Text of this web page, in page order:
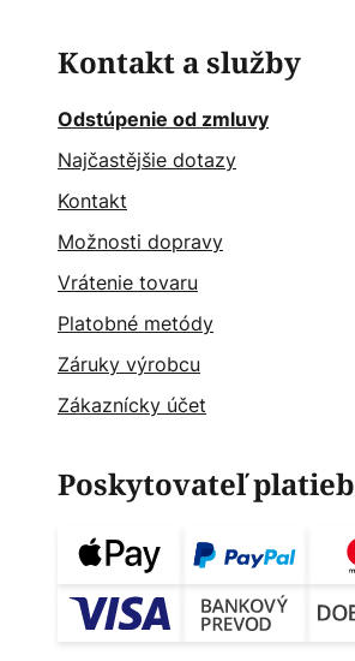
Kontakt a služby
Odstúpenie od zmluvy
Najčastějšie dotazy
Kontakt
Možnosti dopravy
Vrátenie tovaru
Platobné metódy
Záruky výrobcu
Zákaznícky účet
Poskytovateľ platieb